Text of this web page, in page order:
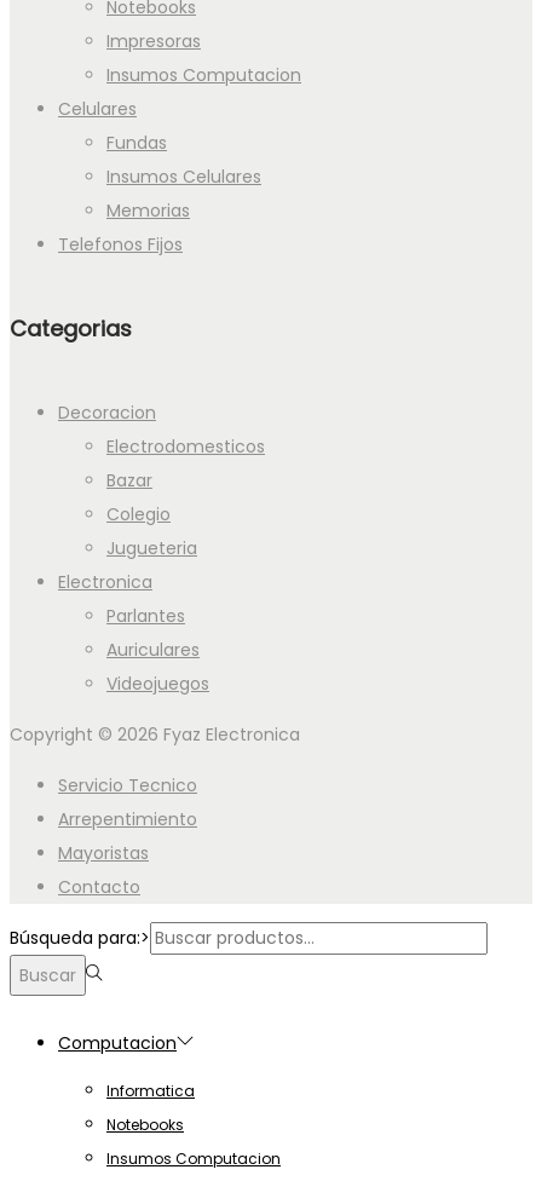
Notebooks
Impresoras
Insumos Computacion
Celulares
Fundas
Insumos Celulares
Memorias
Telefonos Fijos
Categorias
Decoracion
Electrodomesticos
Bazar
Colegio
Jugueteria
Electronica
Parlantes
Auriculares
Videojuegos
Copyright © 2026 Fyaz Electronica
Servicio Tecnico
Arrepentimiento
Mayoristas
Contacto
Búsqueda para:>
Buscar
Computacion
Informatica
Notebooks
Insumos Computacion